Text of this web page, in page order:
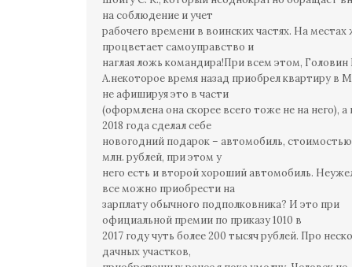
на соблюдение и учет
рабочего времени в воинских частях. На местах
процветает самоуправство и
наглая ложь командира!При всем этом, Головин
А.некоторое время назад приобрел квартиру в
не афишируя это в части
(оформлена она скорее всего тоже не на него), а
2018 года сделал себе
новогодний подарок – автомобиль,
млн. рублей, при этом у
него есть и второй хороший автомобиль.
все можно приобрести на
зарплату обычного подполковника? И это при
официальной премии по приказу 1010 в
2017 году чуть более 200 тысяч рублей. Про
дачных участков,